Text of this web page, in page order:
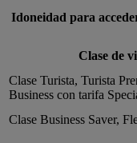
Idoneidad para
Clase de
Clase Turista, Turista
Business con tarifa
Clase Business Saver,